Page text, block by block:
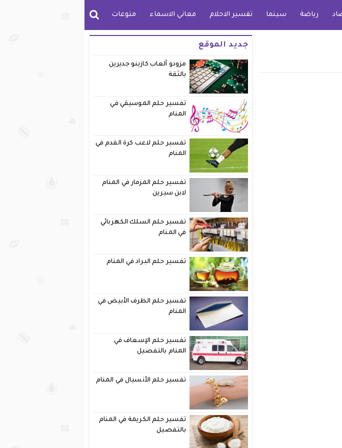
رياضة سينما تفسير الاحلام معاني الاسماء منوعات
جديد الموقع
مزودو ألعاب كازينو جديرين
بالثقة
تفسير حلم الموسيقي في
المنام
تفسير حلم لاعب كرة القدم في
المنام
تفسير حلم المزمار في المنام
لابن سيرين
تفسير حلم السلك الكهربائي
في المنام
تفسير حلم البراد في المنام
تفسير حلم الظرف الأبيض في
المنام
تفسير حلم الإسعاف في
المنام بالتفصيل
تفسير حلم الأنسيال في المنام
تفسير حلم الكريمة في المنام
بالتفصيل